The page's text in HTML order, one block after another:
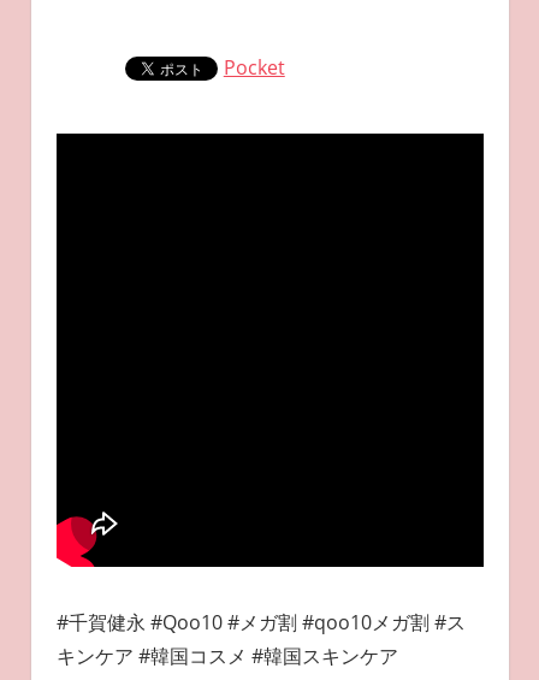
Pocket
#千賀健永 #Qoo10 #メガ割 #qoo10メガ割 #ス
キンケア #韓国コスメ #韓国スキンケア